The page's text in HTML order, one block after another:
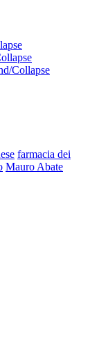
Collapse
farmacia dei
Mauro Abate